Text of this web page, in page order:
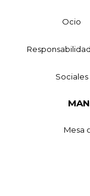
Ocio
Sociales
Mesa